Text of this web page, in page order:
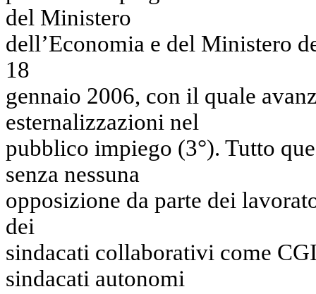
del Ministero
dell’Economia e del Ministero
18
gennaio 2006, con il quale
esternalizzazioni nel
pubblico impiego (3°). Tutto
senza nessuna
opposizione da parte dei
dei
sindacati collaborativi come
sindacati autonomi